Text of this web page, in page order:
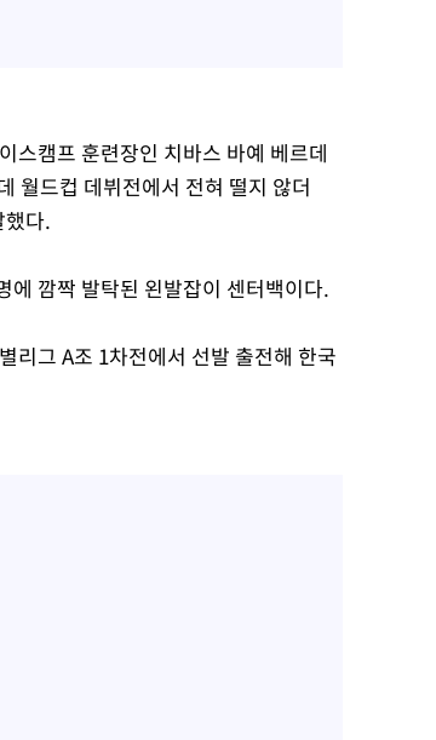
스캠프 훈련장인 치바스 바예 베르데
월드컵 데뷔전에서 전혀 떨지 않더
다.
에 깜짝 발탁된 왼발잡이 센터백이다.
리그 A조 1차전에서 선발 출전해 한국